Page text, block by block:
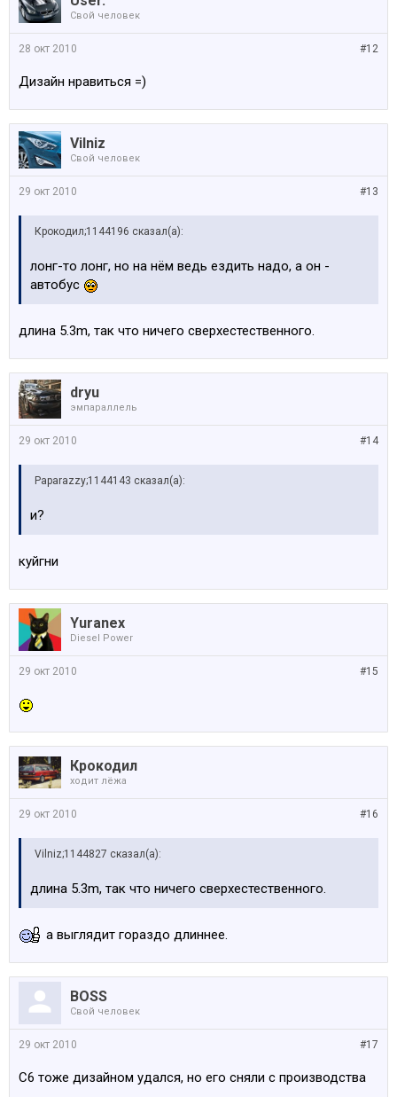
Свой человек
#12
28 окт 2010
Дизайн нравиться =)
Vilniz
Свой человек
#13
29 окт 2010
Крокодил;1144196 сказал(а):
лонг-то лонг, но на нём ведь ездить надо, а он -
автобус
длина 5.3m, так что ничего сверхестественного.
dryu
эмпараллель
#14
29 окт 2010
Paparazzy;1144143 сказал(а):
и?
куйгни
Yuranex
Diesel Power
#15
29 окт 2010
Крокодил
ходит лёжа
#16
29 окт 2010
Vilniz;1144827 сказал(а):
длина 5.3m, так что ничего сверхестественного.
а выглядит гораздо длиннее.
BOSS
Свой человек
#17
29 окт 2010
С6 тоже дизайном удался, но его сняли с производства